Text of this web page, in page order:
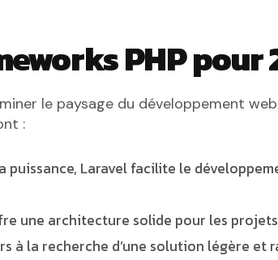
PHP pour
le paysage du développement
:
puissance, Laravel facilite le
une architecture solide pour les
à la recherche d’une solution légère et